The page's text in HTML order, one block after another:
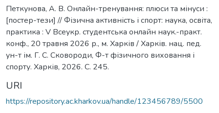
Петкунова, А. В. Онлайн-тренування: плюси та мінуси :
[постер-тези] // Фізична активність і спорт: наука, освіта,
практика : V Всеукр. студентська онлайн наук.-практ.
конф., 20 травня 2026 р., м. Харків / Харків. нац. пед.
ун-т ім. Г. С. Сковороди, Ф-т фізичного виховання і
спорту. Харків, 2026. С. 245.
URI
https://repository.ac.kharkov.ua/handle/123456789/5500